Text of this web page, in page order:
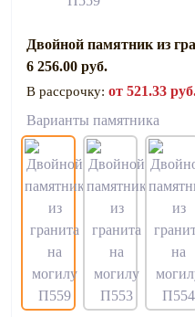
Двойной памятник из
6 256.00 руб.
В рассрочку: от 521.33
Варианты памятника